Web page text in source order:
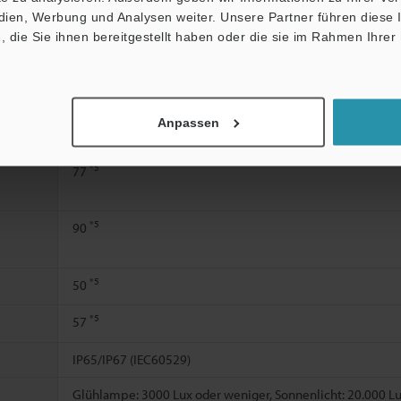
Werbung und Analysen weiter. Unsere Partner führen diese
die Sie ihnen bereitgestellt haben oder die sie im Rahmen Ihrer
Anpassen
56,8
Kurzschlussstrom: Ca. 3 mA
77*5
90 *5
50 *5
57 *5
IP65/IP67 (IEC60529)
Glühlampe: 3000 Lux oder weniger, Sonnenlicht: 20.000